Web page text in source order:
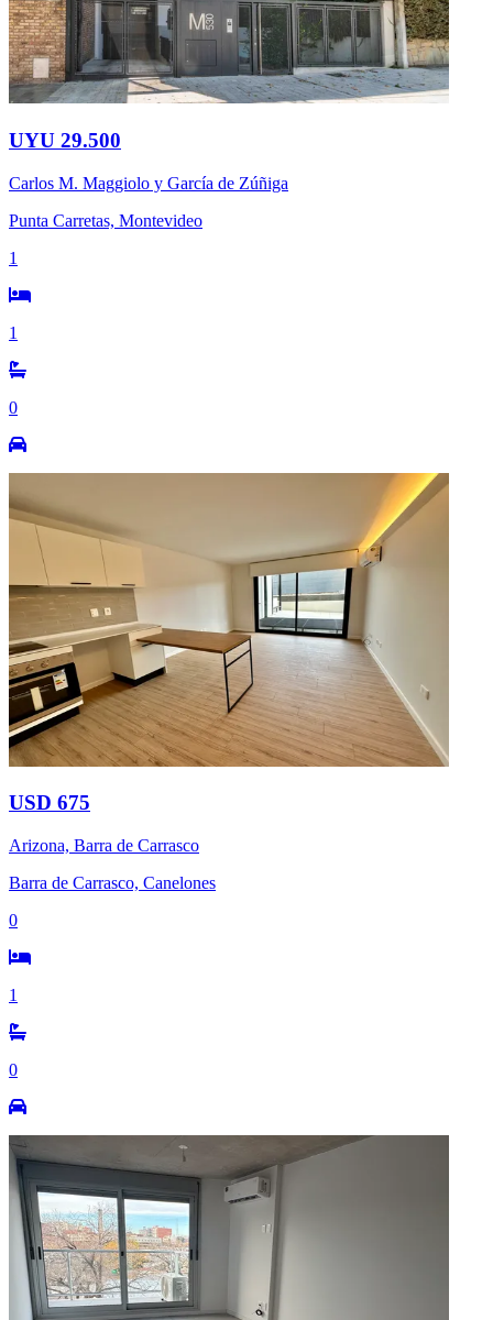
UYU 29.500
Carlos M. Maggiolo y García de Zúñiga
Punta Carretas, Montevideo
1
1
0
USD 675
Arizona, Barra de Carrasco
Barra de Carrasco, Canelones
0
1
0